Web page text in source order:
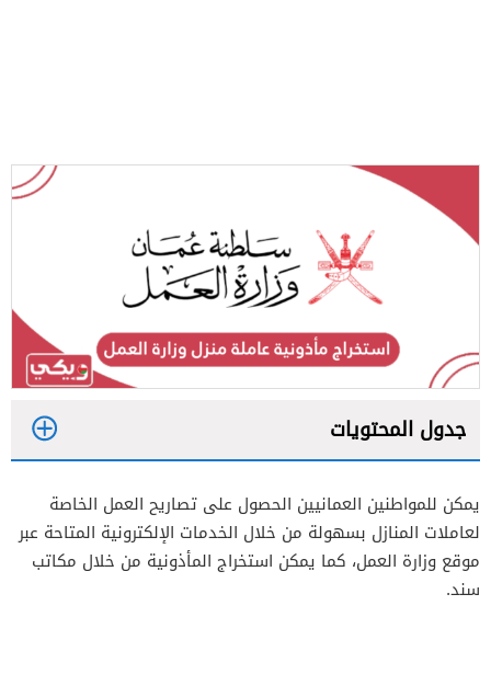
جدول المحتويات
2
3
يمكن للمواطنين العمانيين الحصول على تصاريح العمل الخاصة
لعاملات المنازل بسهولة من خلال الخدمات الإلكترونية المتاحة عبر
موقع وزارة العمل، كما يمكن استخراج المأذونية من خلال مكاتب
سند.